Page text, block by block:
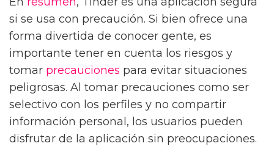
si se usa con precaución. Si bien ofrece una
forma divertida de conocer gente, es
importante tener en cuenta los riesgos y
tomar precauciones para evitar situaciones
peligrosas. Al tomar precauciones como ser
selectivo con los perfiles y no compartir
información personal, los usuarios pueden
disfrutar de la aplicación sin preocupaciones.